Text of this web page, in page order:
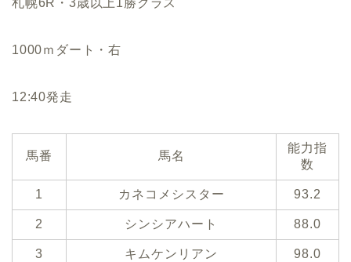
札幌6R・3歳以上1勝クラス
1000ｍダート・右
12:40発走
馬番 馬名
能力指
数
1 カネコメシスター 93.2
2 シンシアハート 88.0
3 キムケンリアン 98.0